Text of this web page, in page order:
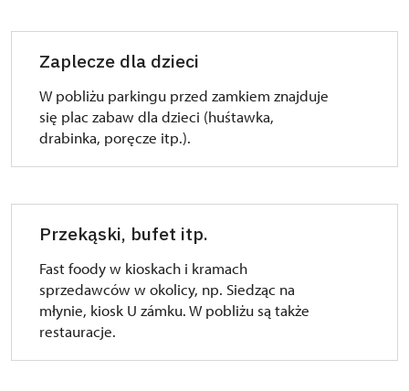
Zaplecze dla dzieci
W pobliżu parkingu przed zamkiem znajduje
się plac zabaw dla dzieci (huśtawka,
drabinka, poręcze itp.).
Przekąski, bufet itp.
Fast foody w kioskach i kramach
sprzedawców w okolicy, np. Siedząc na
młynie, kiosk U zámku. W pobliżu są także
restauracje.